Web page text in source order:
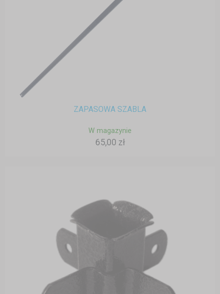
ZAPASOWA SZABLA
W magazynie
65,00 zł